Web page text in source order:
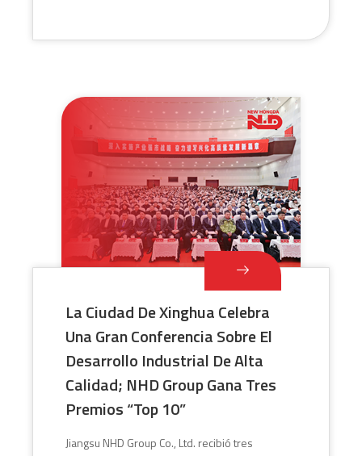
La Ciudad De Xinghua Celebra
Una Gran Conferencia Sobre El
Desarrollo Industrial De Alta
Calidad; NHD Group Gana Tres
Premios “Top 10”
Jiangsu NHD Group Co., Ltd. recibió tres